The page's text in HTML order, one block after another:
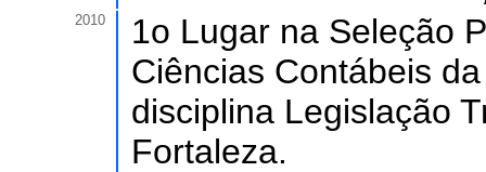
2010
1o Lugar na Seleção
Ciências Contábeis
disciplina Legislação
Fortaleza.